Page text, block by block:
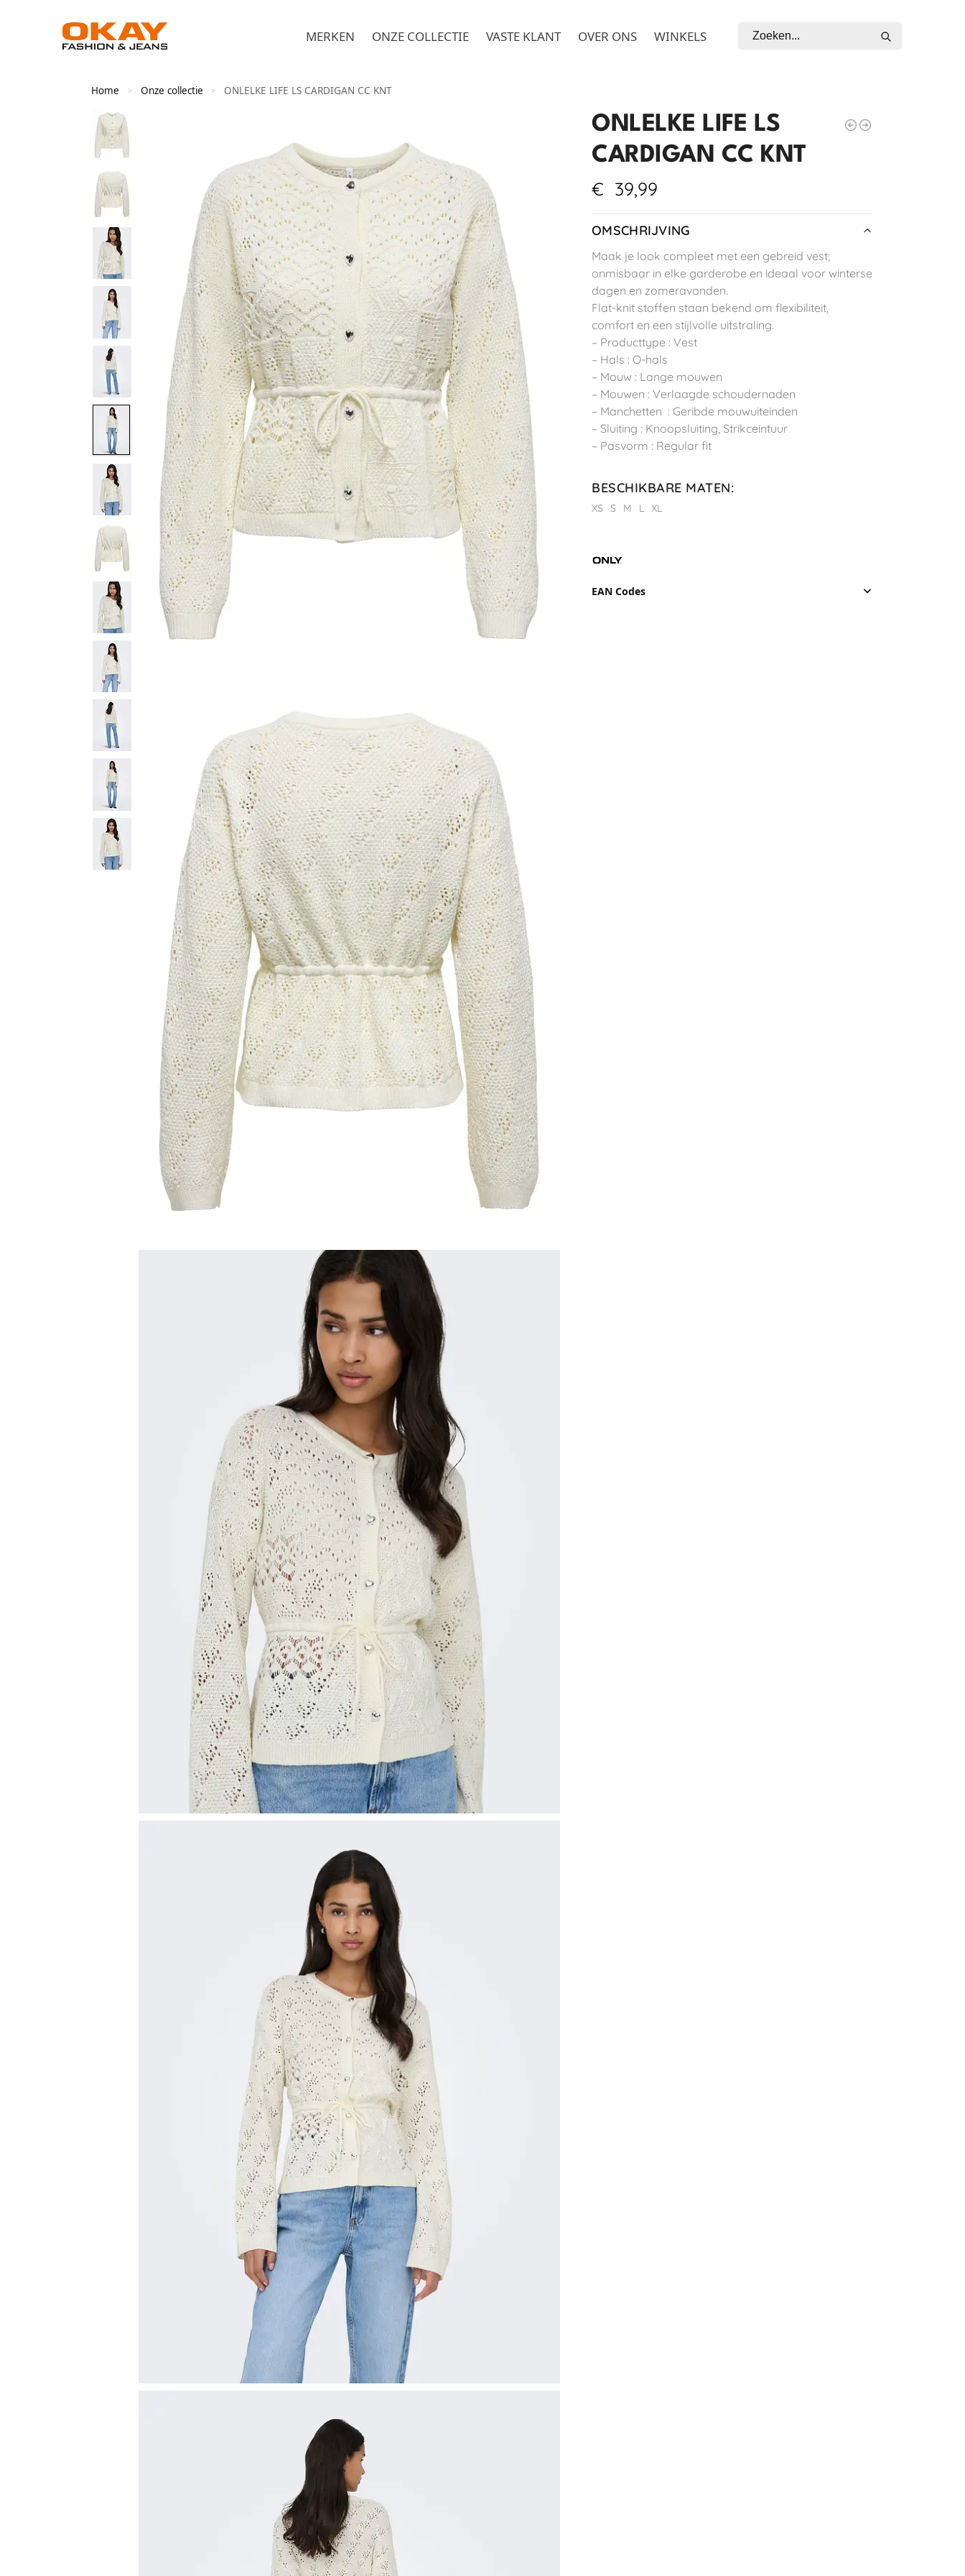
MERKEN ONZE COLLECTIE VASTE KLANT OVER ONS WINKELS
Home > Onze collectie > ONLELKE LIFE LS CARDIGAN CC KNT
ONLELKE LIFE LS
CARDIGAN CC KNT
€ 39,99
OMSCHRIJVING
Maak je look compleet met een gebreid vest;
onmisbaar in elke garderobe en ideaal voor winterse
dagen en zomeravonden.
Flat-knit stoffen staan bekend om flexibiliteit,
comfort en een stijlvolle uitstraling.
– Producttype : Vest
– Hals : O-hals
– Mouw : Lange mouwen
– Mouwen : Verlaagde schoudernaden
– Manchetten : Geribde mouwuiteinden
– Sluiting : Knoopsluiting, Strikceintuur
– Pasvorm : Regular fit
BESCHIKBARE MATEN:
XS S M L XL
EAN Codes